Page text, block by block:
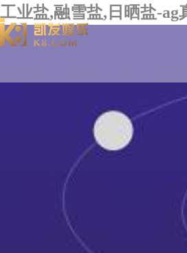
工业盐,融雪盐,日晒盐-ag